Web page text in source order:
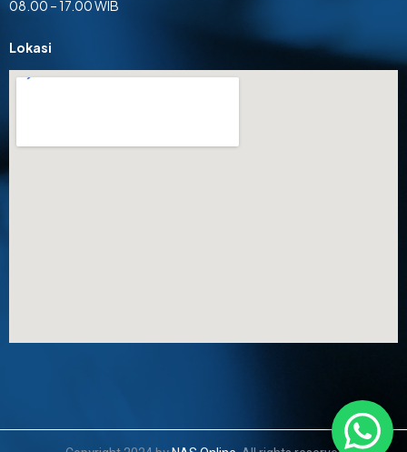
08.00 – 17.00 WIB
Lokasi